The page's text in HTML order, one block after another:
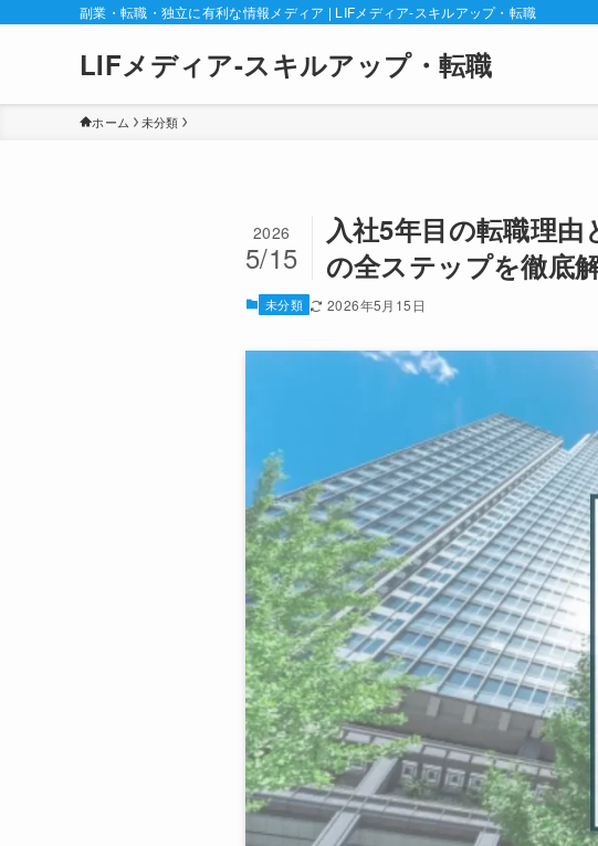
副業・転職・独立に有利な情報メディア | LIFメディア-スキルアップ・転職
LIFメディア-スキルアップ・転職
ホーム 未分類
入社5年目の転職理
の全ステップを徹底
2026
5/15
未分類 2026年5月15日